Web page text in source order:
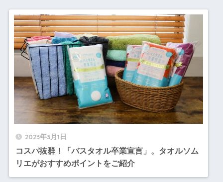
2023年3月1日
コスパ抜群！「バスタオル卒業宣言」。タオルソム
リエがおすすめポイントをご紹介